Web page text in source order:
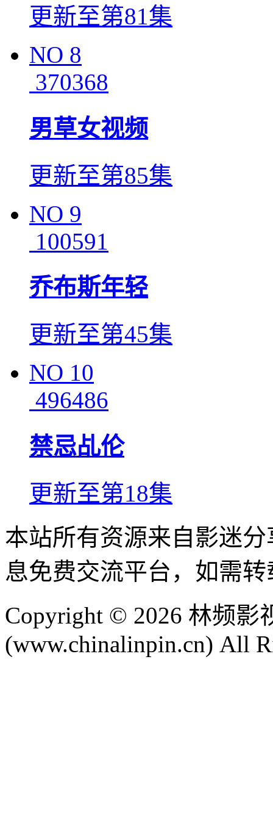
更新至第81集
NO 8
370368
男草女视频
更新至第85集
NO 9
100591
乔布斯年轻
更新至第45集
NO 10
496486
禁忌乩伦
更新至第18集
本站所有资源来自影迷
息免费交流平台，如需
Copyright © 2026 林频影
(www.chinalinpin.cn) All